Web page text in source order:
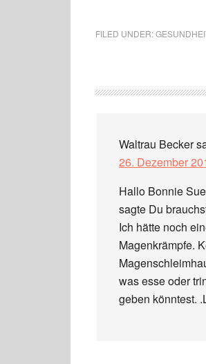
FILED UNDER:
Waltrau Becker
26. Dezember
Hallo Bonnie
sagte Du
Ich hätte noch
Magenkrämpfe.
was esse oder
geben könntest.